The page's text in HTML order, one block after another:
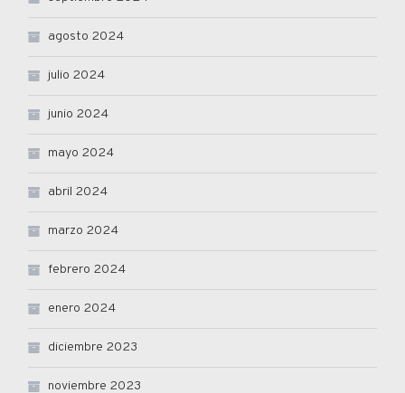
agosto 2024
julio 2024
junio 2024
mayo 2024
abril 2024
marzo 2024
febrero 2024
enero 2024
diciembre 2023
noviembre 2023